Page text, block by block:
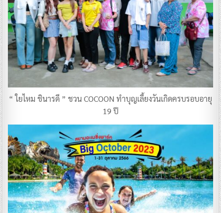
“ ใยไหม ชินารดี ” ชวน COCOON ทำบุญเลี้ยงวันเกิดครบรอบอายุ
19 ปี